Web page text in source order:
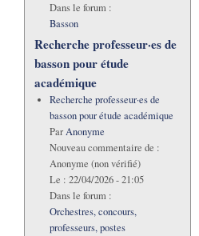
Dans le forum :
Basson
Recherche professeur·es de
basson pour étude
académique
Recherche professeur·es de
basson pour étude académique
ParAnonyme
Nouveau commentaire de :
Anonyme (non vérifié)
Le : 22/04/2026 - 21:05
Dans le forum :
Orchestres, concours,
professeurs, postes